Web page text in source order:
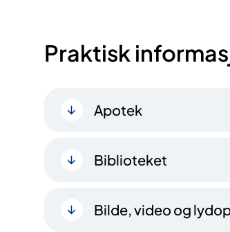
Praktisk
Apotek
Biblioteket
Bilde, video og